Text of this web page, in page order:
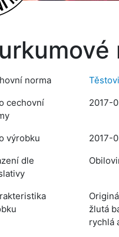
norma
cechovní
2017-
výrobku
2017-
dle
žlutá
rychlá